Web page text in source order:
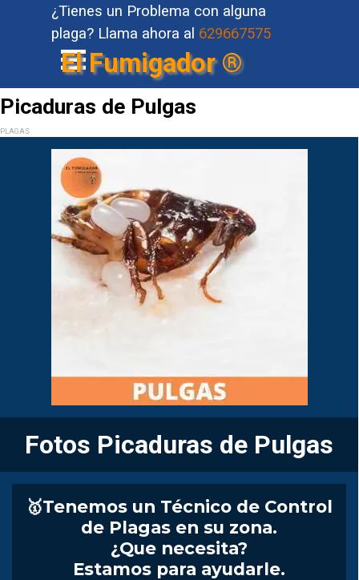
Vaya al Contenido
El Fumigador ®
¿Tienes un Problema con alguna
plaga? Llama ahora al 629667575
Saltar menú
Picaduras de Pulgas
PLAGAS
Fotos Picaduras de Pulgas
🥇Tenemos un Técnico de Control
de Plagas en su zona.
¿Que necesita?
Estamos para ayudarle.